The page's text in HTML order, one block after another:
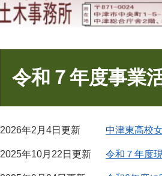
令和７年度事業
2026年2月4日更新 中津東高校
2025年10月22日更新 令和７年度